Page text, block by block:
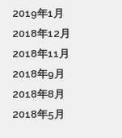
2019年1月
2018年12月
2018年11月
2018年9月
2018年8月
2018年5月